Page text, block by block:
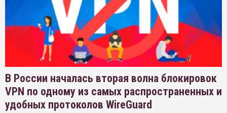
В России началась вторая волна блокировок
VPN по одному из самых распространенных и
удобных протоколов WireGuard